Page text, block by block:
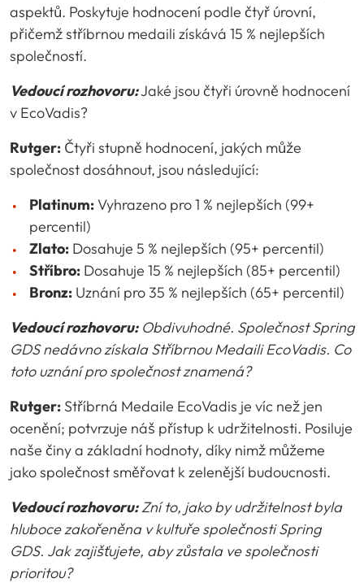
aspektů. Poskytuje hodnocení podle čtyř úrovní,
přičemž stříbrnou medaili získává 15 % nejlepších
společností.
Vedoucí rozhovoru:Jaké jsou čtyři úrovně hodnocení
v EcoVadis?
Rutger: Čtyři stupně hodnocení, jakých může
společnost dosáhnout, jsou následující:
Platinum: Vyhrazeno pro 1 % nejlepších (99+
percentil)
Zlato: Dosahuje 5 % nejlepších (95+ percentil)
Stříbro: Dosahuje 15 % nejlepších (85+ percentil)
Bronz: Uznání pro 35 % nejlepších (65+ percentil)
Vedoucí rozhovoru: Obdivuhodné. Společnost Spring
GDS nedávno získala Stříbrnou Medaili EcoVadis. Co
toto uznání pro společnost znamená?
Rutger: Stříbrná Medaile EcoVadis je víc než jen
ocenění; potvrzuje náš přístup k udržitelnosti. Posiluje
naše činy a základní hodnoty, díky nimž můžeme
jako společnost směřovat k zelenější budoucnosti.
Vedoucí rozhovoru: Zní to, jako by udržitelnost byla
hluboce zakořeněna v kultuře společnosti Spring
GDS. Jak zajišťujete, aby zůstala ve společnosti
prioritou?